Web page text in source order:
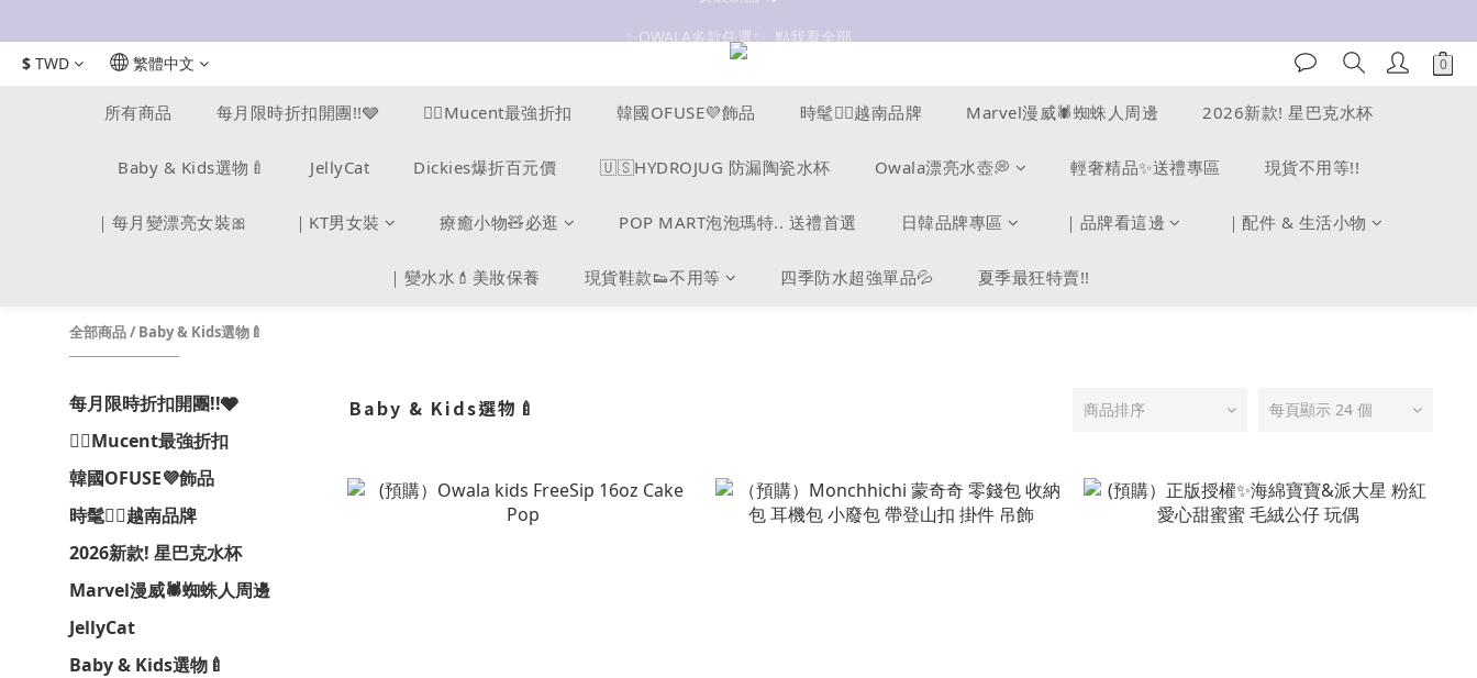
抗UV 50+防曬外套 $299🧊🧊
$ TWD 繁體中文
所有商品 每月限時折扣開團!!🩶 ❤️‍🔥Mucent最強折扣 韓國OFUSE💜飾品 時髦❤️‍🔥越南品牌 Marvel漫威🕷️蜘蛛人周邊 2026新款! 星巴克水杯
Baby & Kids選物🍼 JellyCat Dickies爆折百元價 🇺🇸HYDROJUG 防漏陶瓷水杯 Owala漂亮水壺💭 輕奢精品✨送禮專區 現貨不用等!!
｜每月變漂亮女裝🎀 ｜KT男女裝 療癒小物🧸必逛 POP MART泡泡瑪特.. 送禮首選 日韓品牌專區 ｜品牌看這邊 ｜配件 & 生活小物
｜變水水💄美妝保養 現貨鞋款👟不用等 四季防水超強單品💦 夏季最狂特賣!!
全部商品/ Baby & Kids選物🍼
每月限時折扣開團!!🩶
❤️‍🔥Mucent最強折扣
韓國OFUSE💜飾品
時髦❤️‍🔥越南品牌
2026新款! 星巴克水杯
Marvel漫威🕷️蜘蛛人周邊
JellyCat
Baby & Kids選物🍼
Baby & Kids選物🍼 商品排序 每頁顯示 24 個